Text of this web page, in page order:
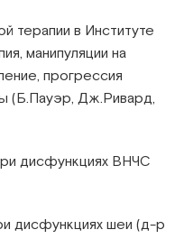
терапии в Институте
манипуляции на
прогрессия
(Б.Пауэр, Дж.Ривард,
дисфункциях ВНЧС
дисфункциях шеи (д-р